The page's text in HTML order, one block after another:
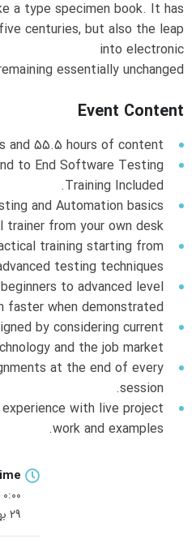
a type specimen book. It has
centuries, but also the leap
into electronic
essentially unchanged.
Event Content
and 55.5 hours of content!
to End Software Testing
Training Included.
and Automation basics
from your own desk.
training starting from
testing techniques.
to advanced level
faster when demonstrated.
by considering current
and the job market.
at the end of every
session.
with live project
work and examples.
0:00 ق.ظ
29 بهمن 1400